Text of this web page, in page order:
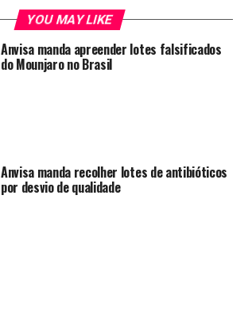
YOU MAY LIKE
Anvisa manda apreender lotes falsificados
do Mounjaro no Brasil
Anvisa manda recolher lotes de antibióticos
por desvio de qualidade